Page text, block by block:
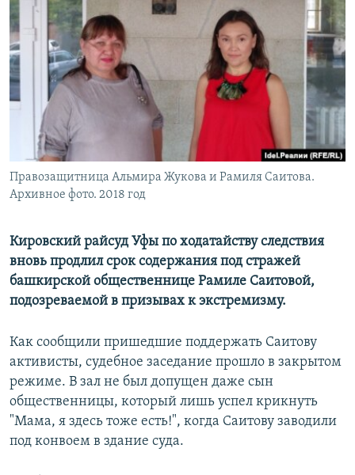
СИБИРЬ.РЕАЛИИ
РАСПИСАНИЕ ВЕЩАНИЯ
ПОДПИШИТЕСЬ НА РАССЫЛКУ
СОЦИАЛЬНЫЕ СЕТИ
Правозащитница Альмира Жукова и Рамиля Саитова.
Архивное фото. 2018 год
Кировский райсуд Уфы по ходатайству следствия
вновь продлил срок содержания под стражей
башкирской общественнице Рамиле Саитовой,
подозреваемой в призывах к экстремизму.
Как сообщили пришедшие поддержать Саитову
активисты, судебное заседание прошло в закрытом
режиме. В зал не был допущен даже сын
общественницы, который лишь успел крикнуть
"Мама, я здесь тоже есть!", когда Саитову заводили
под конвоем в здание суда.